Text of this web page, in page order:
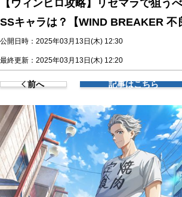
【ウィンヒロ攻略】リセマラで狙う
SSキャラは？【WIND BREAKER 不
公開日時：2025年03月13日(木) 12:30
最終更新：2025年03月13日(木) 12:20
前へ 記事はこちら